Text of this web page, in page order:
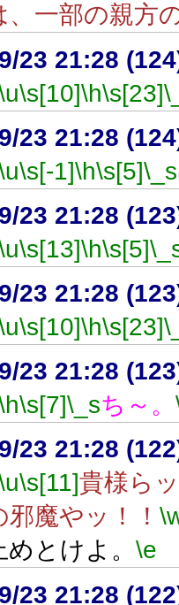
、一部の親方
23 21:28
\s[10]\h\s[23]
23 21:28
\s[-1]\h\s[5]\_s
23 21:28
\s[13]\h\s[5]
23 21:28
\s[10]\h\s[23]
23 21:28
\s[7]\_sち～。
23 21:28
\s[11]貴様ら
邪魔やッ！！
めとけよ。 \e
23 21:28